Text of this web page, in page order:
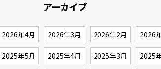
アーカイブ
2026年4月 2026年3月 2026年2月 2026
2025年5月 2025年4月 2025年3月 2025